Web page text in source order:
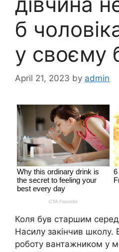
б
у своєму
April 21, 2023 by admin
Коля був старшим серед
Насилу закінчив школу.
роботу вантажником у